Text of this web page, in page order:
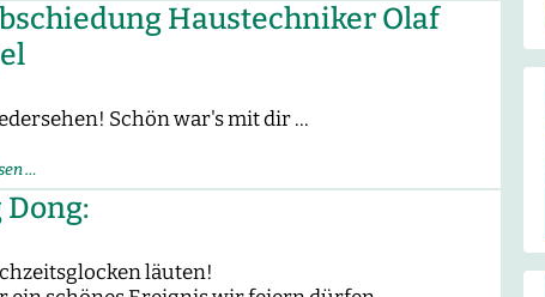
Haustechniker Olaf
Schön war's mit dir …
…Verabschiedung
Haustechniker
Olaf
Nispel
läuten!